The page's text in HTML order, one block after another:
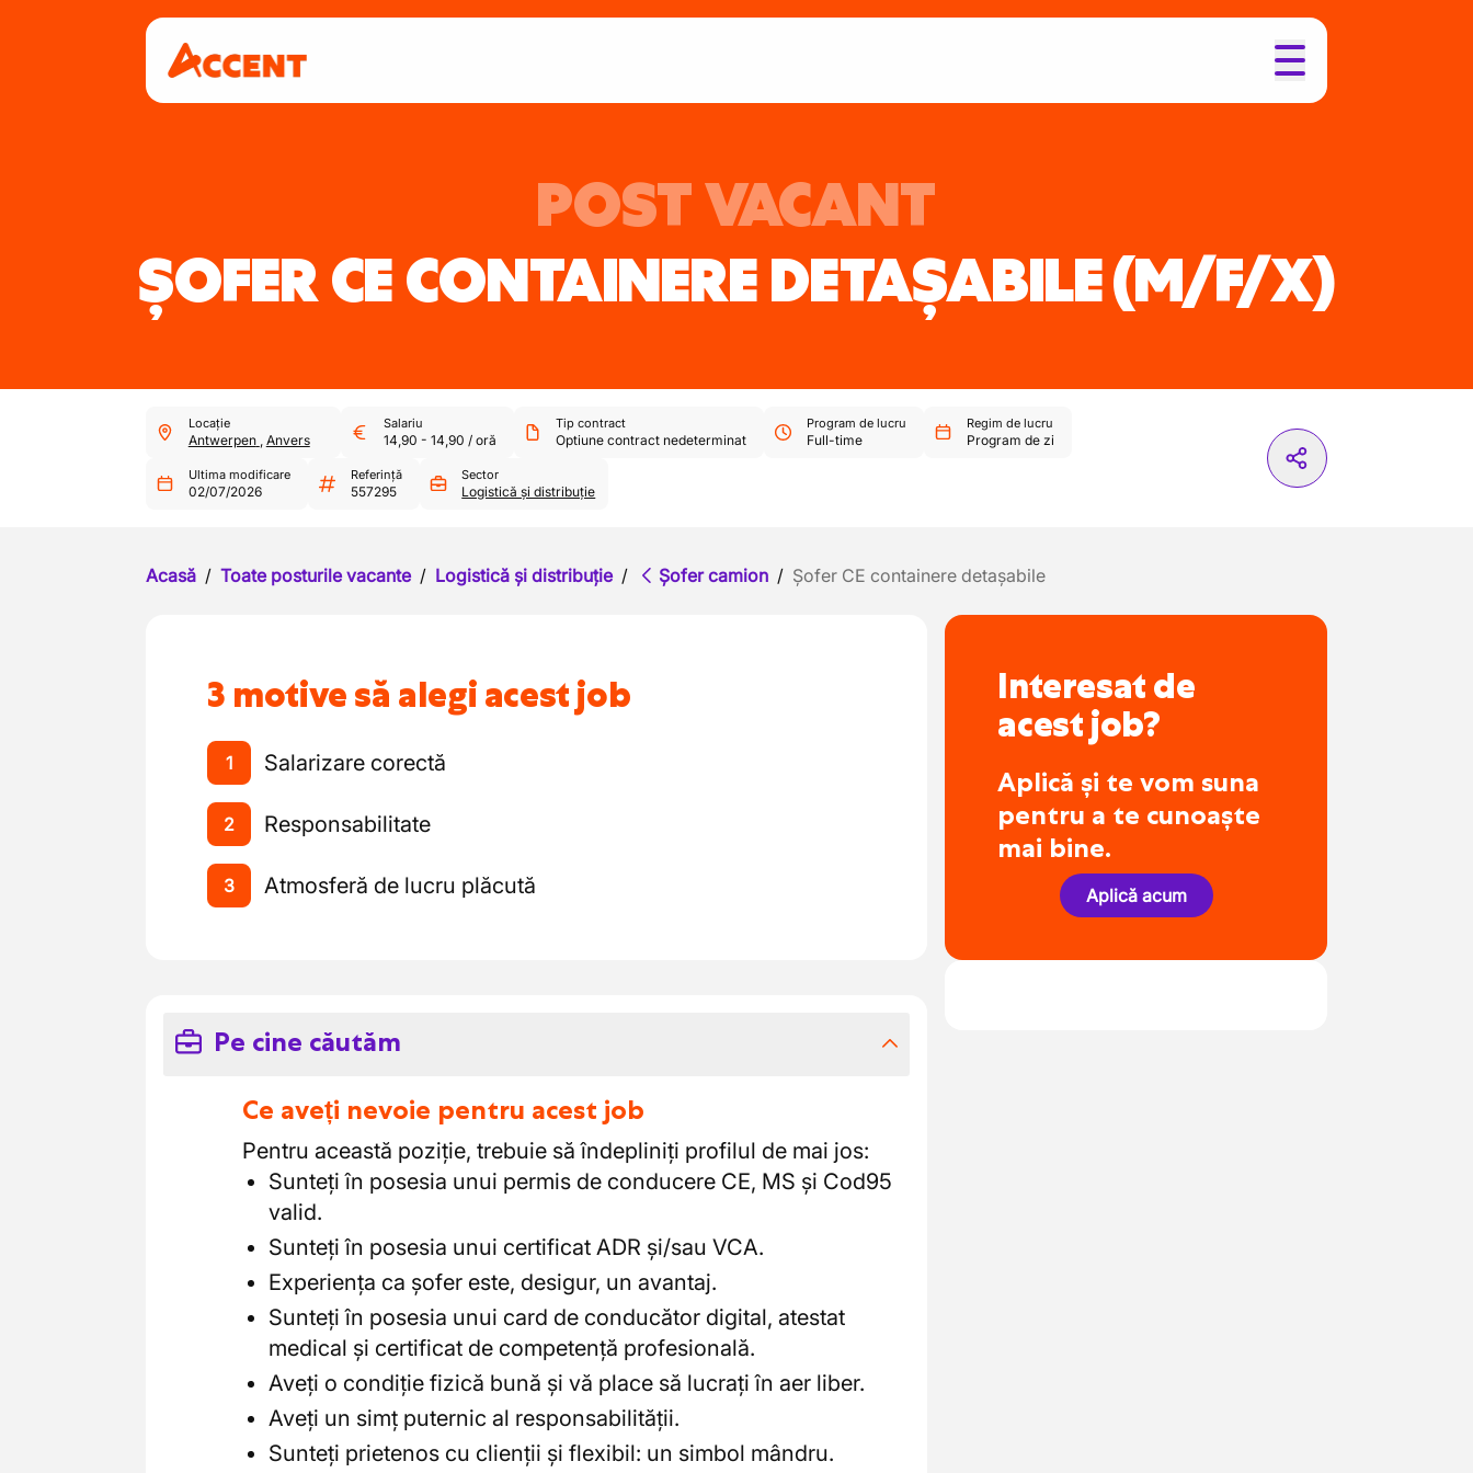
POST VACANT
ȘOFER CE CONTAINERE DETAȘABILE(M/F/X)
Locație
Antwerpen , Anvers
Salariu
14,90 - 14,90 / oră
Tip contract
Optiune contract nedeterminat
Program de lucru
Full-time
Regim de lucru
Program de zi
Ultima modificare
02/07/2026
Referință
557295
Sector
Logistică și distribuție
Acasă / Toate posturile vacante / Logistică și distribuție / Șofer camion / Șofer CE containere detașabile
3 motive să alegi acest job
1 Salarizare corectă
2 Responsabilitate
3 Atmosferă de lucru plăcută
Pe cine căutăm
Ce aveți nevoie pentru acest job
Pentru această poziție, trebuie să îndepliniți profilul de mai jos:
Sunteți în posesia unui permis de conducere CE, MS și Cod95
valid.
Sunteți în posesia unui certificat ADR și/sau VCA.
Experiența ca șofer este, desigur, un avantaj.
Sunteți în posesia unui card de conducător digital, atestat
medical și certificat de competență profesională.
Aveți o condiție fizică bună și vă place să lucrați în aer liber.
Aveți un simț puternic al responsabilității.
Sunteți prietenos cu clienții și flexibil: un simbol mândru.
Interesat de
acest job?
Aplică și te vom suna
pentru a te cunoaște
mai bine.
Aplică acum